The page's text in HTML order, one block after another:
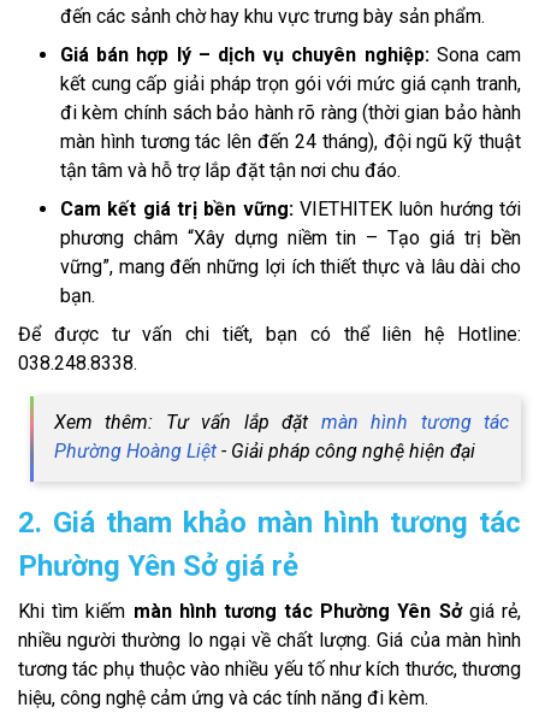
đến các sảnh chờ hay khu vực trưng bày sản phẩm.
Giá bán hợp lý – dịch vụ chuyên nghiệp: Sona cam
kết cung cấp giải pháp trọn gói với mức giá cạnh tranh,
đi kèm chính sách bảo hành rõ ràng (thời gian bảo hành
màn hình tương tác lên đến 24 tháng), đội ngũ kỹ thuật
tận tâm và hỗ trợ lắp đặt tận nơi chu đáo.
Cam kết giá trị bền vững: VIETHITEK luôn hướng tới
phương châm “Xây dựng niềm tin – Tạo giá trị bền
vững”, mang đến những lợi ích thiết thực và lâu dài cho
bạn.
Để được tư vấn chi tiết, bạn có thể liên hệ Hotline:
038.248.8338.
Xem thêm: Tư vấn lắp đặt màn hình tương tác
Phường Hoàng Liệt - Giải pháp công nghệ hiện đại
2. Giá tham khảo màn hình tương tác
Phường Yên Sở giá rẻ
Khi tìm kiếm màn hình tương tác Phường Yên Sởgiá rẻ,
nhiều người thường lo ngại về chất lượng. Giá của màn hình
tương tác phụ thuộc vào nhiều yếu tố như kích thước, thương
hiệu, công nghệ cảm ứng và các tính năng đi kèm.